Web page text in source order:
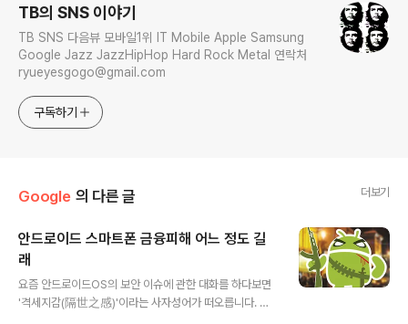
TB의 SNS 이야기
TB SNS 다음뷰 모바일1위 IT Mobile Apple Samsung
Google Jazz JazzHipHop Hard Rock Metal 연락처
ryueyesgogo@gmail.com
구독하기
Google 의 다른 글 더보기
안드로이드 스마트폰 금융피해 어느 정도 길
래
요즘 안드로이드OS의 보안 이슈에 관한 대화를 하다보면
'격세지감(隔世之感)'이라는 사자성어가 떠오릅니다. 삼